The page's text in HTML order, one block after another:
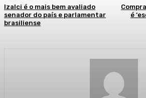
Izalci é o mais bem avaliado
senador do país e parlamentar
brasiliense
é